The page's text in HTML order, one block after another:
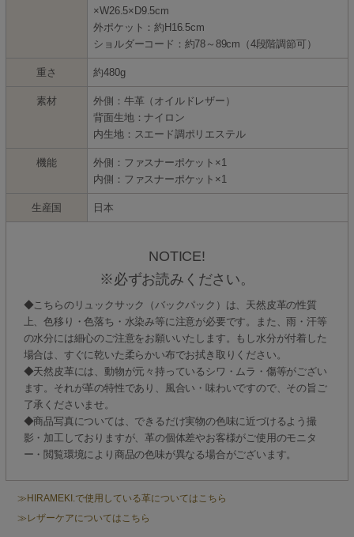
×W26.5×D9.5cm
外ポケット：約H16.5cm
ショルダーコード：約78～89cm（4段階調節可）
重さ 約480g
素材
外側：牛革（オイルドレザー）
背面生地：ナイロン
内生地：スエード調ポリエステル
機能
外側：ファスナーポケット×1
内側：ファスナーポケット×1
生産国 日本
NOTICE!
※必ずお読みください。
◆こちらのリュックサック（バックパック）は、天然皮革の性質
上、色移り・色落ち・水染み等に注意が必要です。また、雨・汗等
の水分には細心のご注意をお願いいたします。もし水分が付着した
場合は、すぐに乾いた柔らかい布でお拭き取りください。
◆天然皮革には、動物が元々持っているシワ・ムラ・傷等がござい
ます。それが革の特性であり、風合い・味わいですので、その旨ご
了承くださいませ。
◆商品写真については、できるだけ実物の色味に近づけるよう撮
影・加工しておりますが、革の個体差やお客様がご使用のモニタ
ー・閲覧環境により商品の色味が異なる場合がございます。
≫HIRAMEKI.で使用している革についてはこちら
≫レザーケアについてはこちら